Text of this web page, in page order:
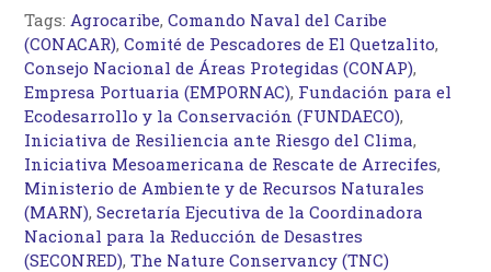
Tags: Agrocaribe,Comando Naval del Caribe
(CONACAR),Comité de Pescadores de El Quetzalito,
Consejo Nacional de Áreas Protegidas (CONAP),
Empresa Portuaria (EMPORNAC), Fundación para el
Ecodesarrollo y la Conservación (FUNDAECO),
Iniciativa de Resiliencia ante Riesgo del Clima,
Iniciativa Mesoamericana de Rescate de Arrecifes,
Ministerio de Ambiente y de Recursos Naturales
(MARN),Secretaría Ejecutiva de la Coordinadora
Nacional para la Reducción de Desastres
(SECONRED),The Nature Conservancy (TNC)